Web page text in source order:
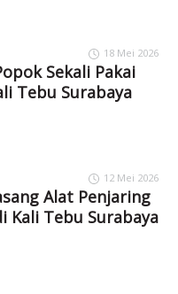
18 Mei 2026
Sekali Pakai
Tebu Surabaya
12 Mei 2026
Alat Penjaring
Kali Tebu Surabaya